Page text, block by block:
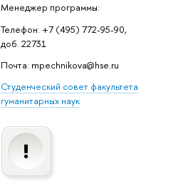
Менеджер программы:
Телефон: +7 (495) 772-95-90,
доб. 22731
Почта: mpechnikova@hse.ru
Студенческий совет факультета
гуманитарных наук